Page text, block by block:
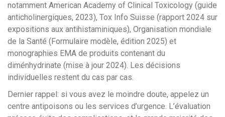
notamment American Academy of Clinical Toxicology (guide
anticholinergiques, 2023), Tox Info Suisse (rapport 2024 sur
expositions aux antihistaminiques), Organisation mondiale
de la Santé (Formulaire modèle, édition 2025) et
monographies EMA de produits contenant du
diménhydrinate (mise à jour 2024). Les décisions
individuelles restent du cas par cas.
Dernier rappel: si vous avez le moindre doute, appelez un
centre antipoisons ou les services d’urgence. L’évaluation